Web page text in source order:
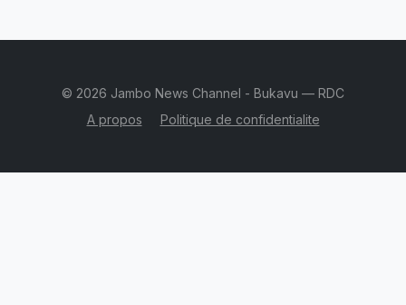
© 2026 Jambo News Channel - Bukavu — RDC
A propos
Politique de confidentialite